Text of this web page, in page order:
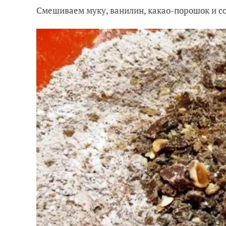
Смешиваем муку, ванилин, какао-порошок и